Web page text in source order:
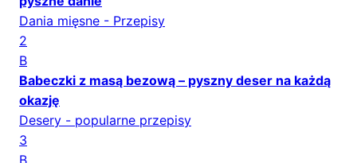
Dania mięsne - Przepisy
2
B
Babeczki z masą bezową – pyszny deser na każdą
okazję
Desery - popularne przepisy
3